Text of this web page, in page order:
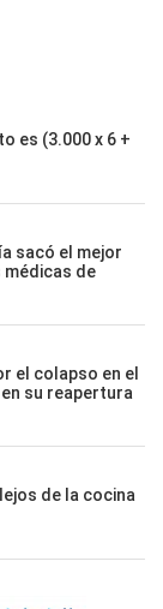
es (3.000 x 6 +
sacó el mejor
médicas de
el colapso en el
su reapertura
de la cocina